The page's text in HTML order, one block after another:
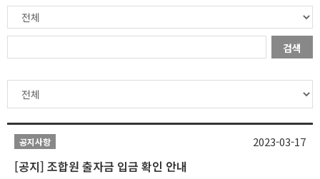
검색
공지사항
[공지] 조합원 출자금 입금 확인 안내
2023-03-17